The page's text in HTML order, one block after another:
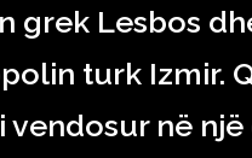
grek Lesbos
turk Izmir.
vendosur në